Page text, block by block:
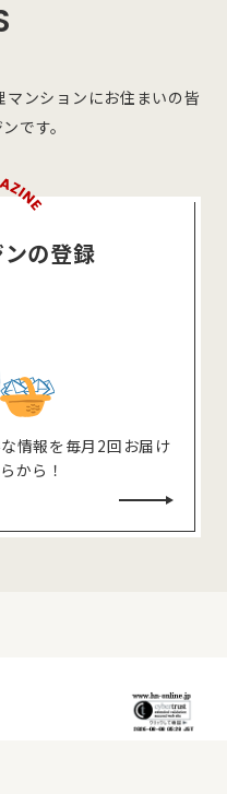
ンションにお住まいの皆
です。
の登録
情報を毎⽉2回お届け
から！